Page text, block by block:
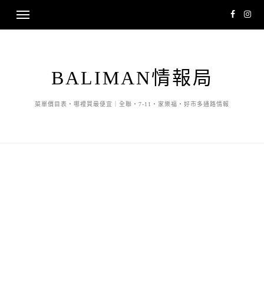
BALIMAN情報局
菜單價目表・哪裡買最便宜｜全聯・7-11・家樂福・好市多通路情報